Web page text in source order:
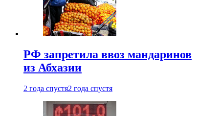
РФ запретила ввоз мандаринов
из Абхазии
2 года спустя2 года спустя